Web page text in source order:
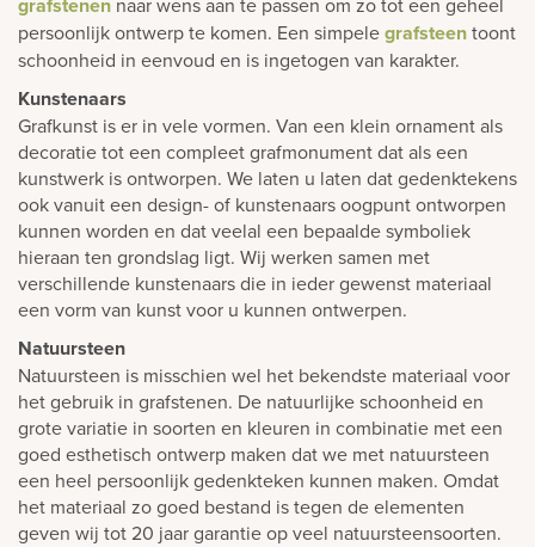
persoonlijk ontwerp te komen. Een simpelegrafsteentoont
schoonheid in eenvoud en is ingetogen van karakter.
Kunstenaars
Grafkunst is er in vele vormen. Van een klein ornament als
decoratie tot een compleet grafmonument dat als een
kunstwerk is ontworpen. We laten u laten dat gedenktekens
ook vanuit een design- of kunstenaars oogpunt ontworpen
kunnen worden en dat veelal een bepaalde symboliek
hieraan ten grondslag ligt. Wij werken samen met
verschillende kunstenaars die in ieder gewenst materiaal
een vorm van kunst voor u kunnen ontwerpen.
Natuursteen
Natuursteen is misschien wel het bekendste materiaal voor
het gebruik in grafstenen. De natuurlijke schoonheid en
grote variatie in soorten en kleuren in combinatie met een
goed esthetisch ontwerp maken dat we met natuursteen
een heel persoonlijk gedenkteken kunnen maken. Omdat
het materiaal zo goed bestand is tegen de elementen
geven wij tot 20 jaar garantie op veel natuursteensoorten.